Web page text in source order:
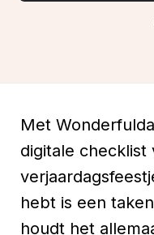
Met
digitale checklist
hebt is een
houdt het